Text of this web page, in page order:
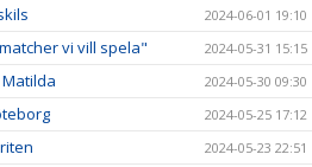
2024-06-01 19:10
vi vill spela" 2024-05-31 15:15
2024-05-30 09:30
2024-05-25 17:12
2024-05-23 22:51